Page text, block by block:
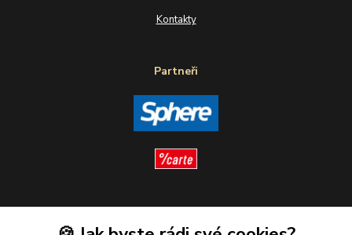
Kontakty
Partneři